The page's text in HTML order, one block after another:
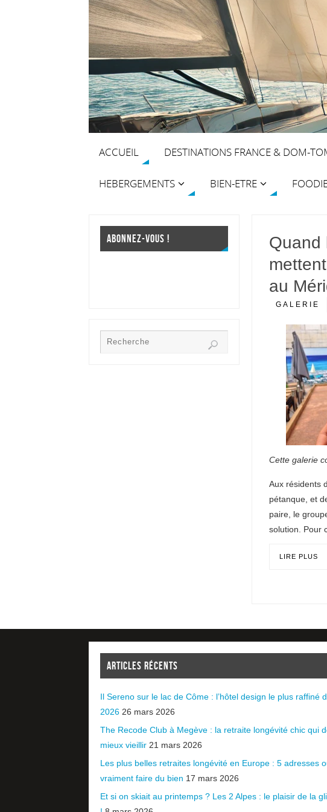
ACCUEIL DESTINATIONS FRANCE & DOM-
HEBERGEMENTS BIEN-ETRE
Quand
au
GALERIE
Cette galerie
Aux résidents
pétanque, et
paire, le
solution. Pour
LIRE PLUS
ABONNEZ-VOUS !
ARTICLES RÉCENTS
Il Sereno sur le lac de Côme : l’hôtel design le plus raffiné
2026 26 mars 2026
The Recode Club à Megève : la retraite longévité chic qui
mieux vieillir 21 mars 2026
Les plus belles retraites longévité en Europe : 5 adresses
vraiment faire du bien 17 mars 2026
Et si on skiait au printemps ? Les 2 Alpes : le plaisir de la